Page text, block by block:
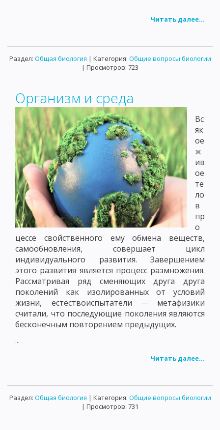
Читать далее...
Раздел: Общая биология | Категория: Общие вопросы биологии
| Просмотров: 723
Организм и среда
Вс
як
ое
ж
ив
ое
те
ло
в
пр
о
цессе свойственного ему обмена веществ,
самообновления, совершает цикл
индивидуального развития. Завершением
этого развития является процесс размножения.
Рассматривая ряд сменяющих друга друга
поколений как изолированных от условий
жизни, естествоиспытатели— метафизики
считали, что последующие поколения являются
бесконечным повторением предыдущих.
...
Читать далее...
Раздел: Общая биология | Категория: Общие вопросы биологии
| Просмотров: 731